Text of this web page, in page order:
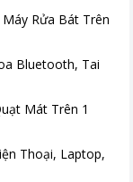
Rửa Bát Trên
Bluetooth, Tai
Mát Trên 1
Thoại, Laptop,